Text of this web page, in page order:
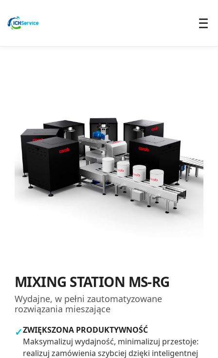
MIXING STATION MS-RG
Wydajne, w pełni zautomatyzowane
rozwiązania mieszające
✓ZWIĘKSZONA PRODUKTYWNOŚĆ
Maksymalizuj wydajność, minimalizuj przestoje:
realizuj zamówienia szybciej dzięki inteligentnej